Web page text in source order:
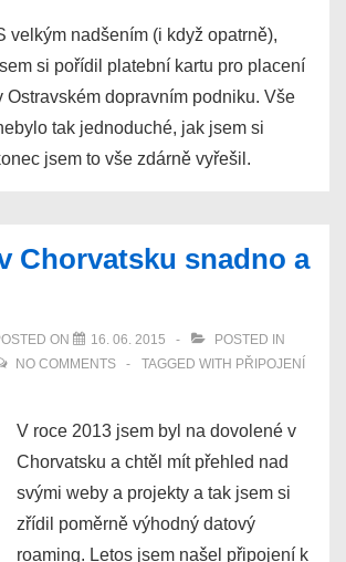
velkým nadšením (i když opatrně),
si pořídil platební kartu pro placení
Ostravském dopravním podniku. Vše
tak jednoduché, jak jsem si
jsem to vše zdárně vyřešil.
Chorvatsku snadno a
ON 16. 06. 2015
POSTED IN
NO COMMENTS TAGGED WITH PŘIPOJENÍ
V roce 2013 jsem byl na dovolené v
Chorvatsku a chtěl mít přehled nad
svými weby a projekty a tak jsem si
zřídil poměrně výhodný datový
roaming. Letos jsem našel připojení k